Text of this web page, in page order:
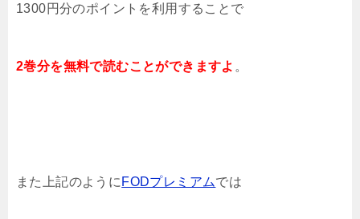
1300円分のポイントを利用することで
2巻分を無料で読むことができますよ 。
また上記のように FODプレミアムでは